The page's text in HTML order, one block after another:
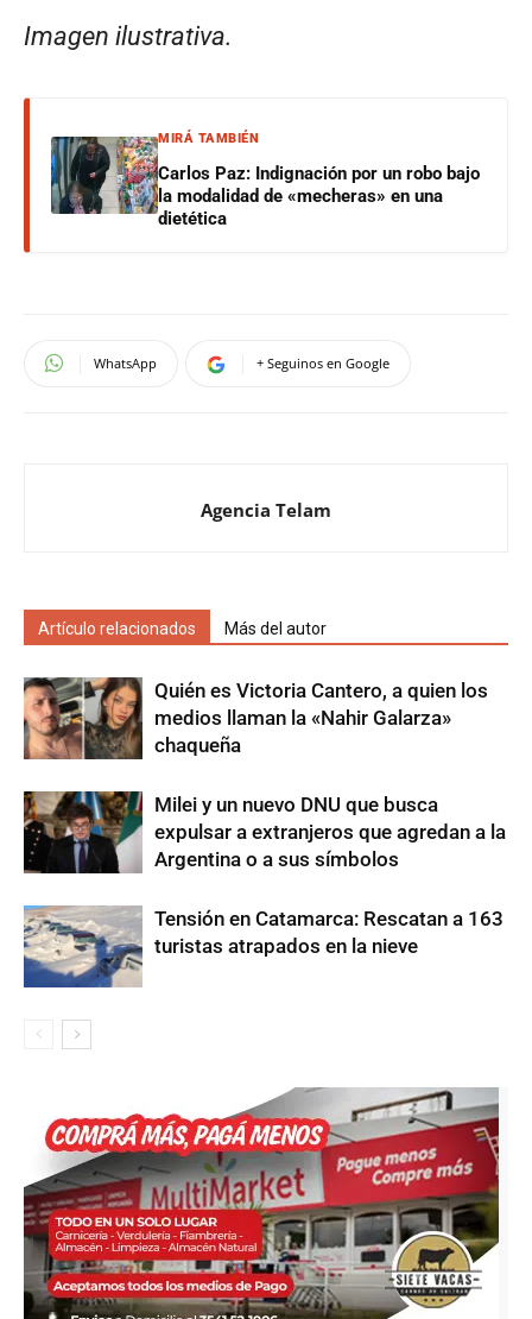
Imagen ilustrativa.
MIRÁ TAMBIÉN
Carlos Paz: Indignación por un robo bajo
la modalidad de «mecheras» en una
dietética
WhatsApp + Seguinos en Google
Agencia Telam
Artículo relacionados Más del autor
Quién es Victoria Cantero, a quien los
medios llaman la «Nahir Galarza»
chaqueña
Milei y un nuevo DNU que busca
expulsar a extranjeros que agredan a la
Argentina o a sus símbolos
Tensión en Catamarca: Rescatan a 163
turistas atrapados en la nieve